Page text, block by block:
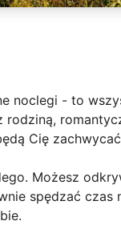
noclegi - to
rodziną,
Cię
Możesz
spędzać czas